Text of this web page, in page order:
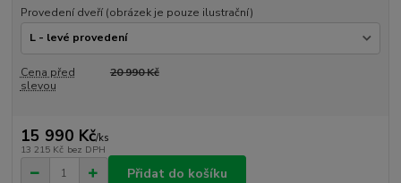
Provedení dveří (obrázek je pouze ilustrační)
Cena před
slevou
20 990 Kč
15 990 Kč/ks
13 215 Kč bez DPH
Přidat do košíku